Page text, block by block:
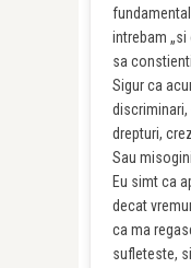
intrebam
sa
Sigur ca
discriminari,
drepturi,
Sau
Eu simt ca
decat
ca ma
sufleteste,